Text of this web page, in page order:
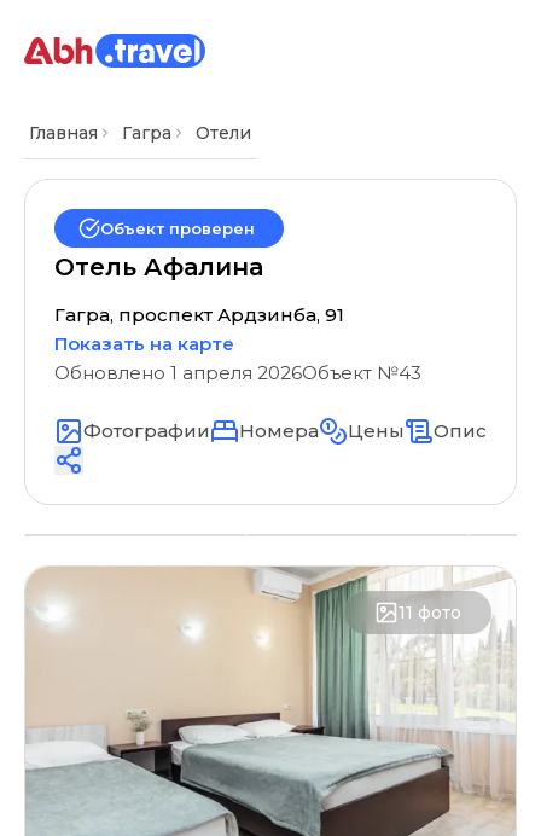
Главная Гагра Отели
Отель Афалина
Объект проверен
Гагра, проспект Ардзинба, 91
Показать на карте
Обновлено 1 апреля 2026Объект №43
Фотографии Номера Цены Описание
11 фото